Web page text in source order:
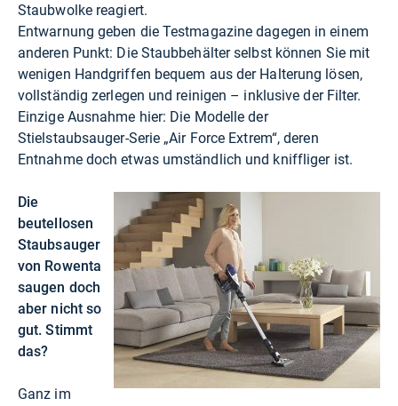
Staubwolke reagiert.
Entwarnung geben die Testmagazine dagegen in einem
anderen Punkt: Die Staubbehälter selbst können Sie mit
wenigen Handgriffen bequem aus der Halterung lösen,
vollständig zerlegen und reinigen – inklusive der Filter.
Einzige Ausnahme hier: Die Modelle der
Stielstaubsauger-Serie „Air Force Extrem“, deren
Entnahme doch etwas umständlich und kniffliger ist.
Die
beutellosen
Staubsauger
von Rowenta
saugen doch
aber nicht so
gut. Stimmt
das?
Ganz im